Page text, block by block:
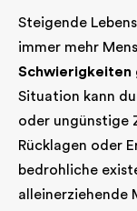
Steigende
immer mehr
Schwierigkeiten
Situation kann
oder ungünstige
Rücklagen oder
bedrohliche
alleinerziehende